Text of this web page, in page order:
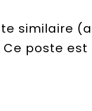
similaire
poste est